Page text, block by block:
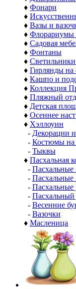
♦ Фонари
♦
♦ Вазы и
♦ Флорариумы
♦ Садовая
♦ Фонтаны
♦
♦ Гирлянды на
♦ Кашпо и
♦ Коллекция
♦ Пляжный
♦ Детская
♦ Осеннее
♦ Хэллоуин
- Декорации
- Костюмы на
- Тыквы
♦ Пасхальная
- Пасхальные
-
- Пасхальные
- Пасхальный
- Весенние
- Вазочки
♦ Масленица